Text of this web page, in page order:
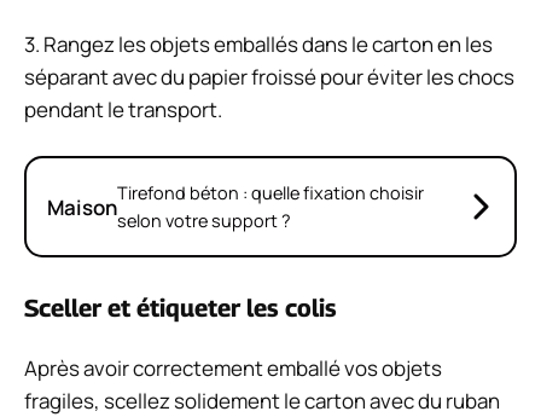
3. Rangez les objets emballés dans le carton en les
séparant avec du papier froissé pour éviter les chocs
pendant le transport.
MaisonTirefond béton : quelle fixation choisir
selon votre support ?
Sceller et étiqueter les colis
Après avoir correctement emballé vos objets
fragiles, scellez solidement le carton avec du ruban